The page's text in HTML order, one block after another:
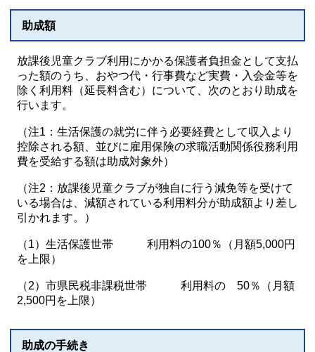
助成額
放課後児童クラブ利用にかかる保護者負担金として支払
った額のうち、おやつ代・行事費など実費・入会金等を
除く利用料（延長料含む）について、次のとおり助成を
行います。
（注1：生活保護の就労に伴う必要経費として収入より
控除される額、並びに雇用保険の求職活動関係役務利用
費を受給する額は助成対象外）
（注2：放課後児童クラブが独自に行う減免等を受けて
いる場合は、減額されている利用料分が助成額より差し
引かれます。）
（1）生活保護世帯 利用料の100％（月額5,000円
を上限）
（2）市県民税非課税世帯 利用料の 50％（月額
2,500円を上限）
助成の手続き